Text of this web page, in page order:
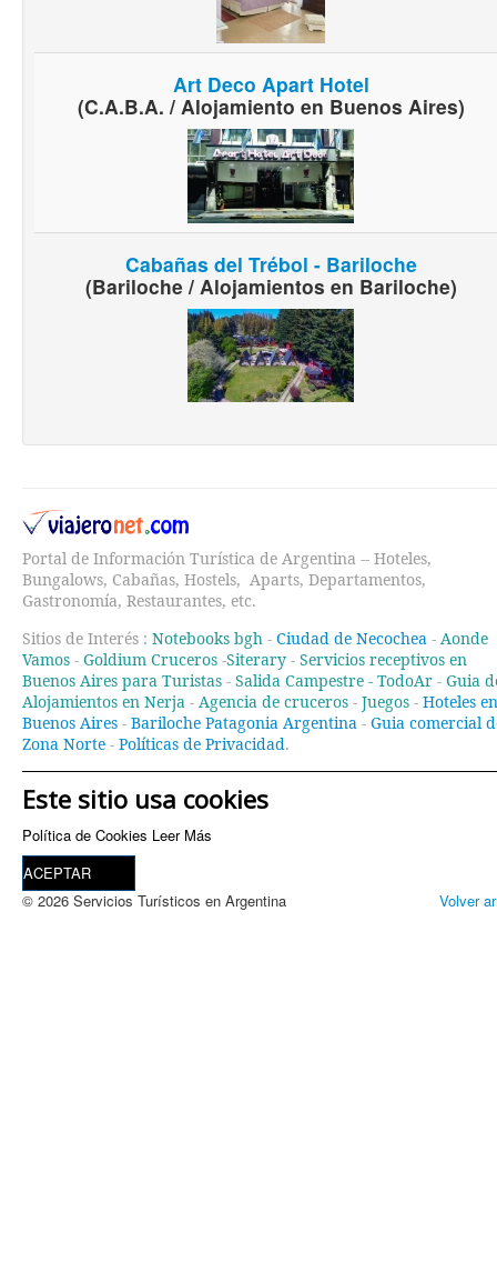
Art Deco Apart Hotel
(C.A.B.A. / Alojamiento en Buenos Aires)
Cabañas del Trébol - Bariloche
(Bariloche / Alojamientos en Bariloche)
Portal de Información Turística de Argentina -- Hoteles,
Bungalows, Cabañas, Hostels, Aparts, Departamentos,
Gastronomía, Restaurantes, etc.
Sitios de Interés : Notebooks bgh - Ciudad de Necochea - Aonde
Vamos - Goldium Cruceros -Siterary - Servicios receptivos en
Buenos Aires para Turistas - Salida Campestre - TodoAr - Guia
Alojamientos en Nerja - Agencia de cruceros - Juegos - Hoteles en
Buenos Aires - Bariloche Patagonia Argentina - Guia comercial
Zona Norte - Políticas de Privacidad.
Este sitio usa cookies
Política de Cookies Leer Más
ACEPTAR
Volver
© 2026 Servicios Turísticos en Argentina